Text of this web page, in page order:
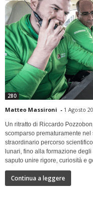
280
Matteo Massironi - 1 Agosto
Un ritratto di Riccardo
scomparso prematuramente
straordinario percorso
lunari, fino alla formazione
saputo unire rigore, curiosità e
Continua a leggere